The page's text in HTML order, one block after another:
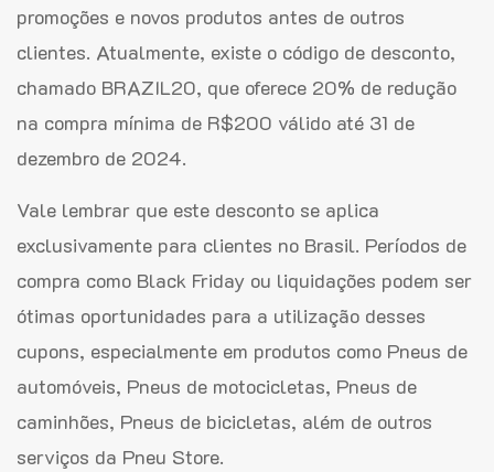
promoções e novos produtos antes de outros
clientes. Atualmente, existe o código de desconto,
chamado BRAZIL20, que oferece 20% de redução
na compra mínima de R$200 válido até 31 de
dezembro de 2024.
Vale lembrar que este desconto se aplica
exclusivamente para clientes no Brasil. Períodos de
compra como Black Friday ou liquidações podem ser
ótimas oportunidades para a utilização desses
cupons, especialmente em produtos como Pneus de
automóveis, Pneus de motocicletas, Pneus de
caminhões, Pneus de bicicletas, além de outros
serviços da Pneu Store.